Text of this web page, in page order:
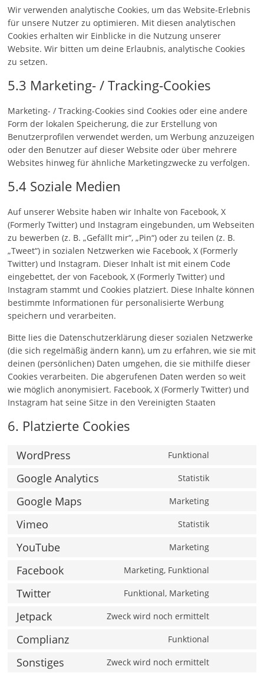
Wir verwenden analytische Cookies, um das Website-Erlebnis
für unsere Nutzer zu optimieren. Mit diesen analytischen
Cookies erhalten wir Einblicke in die Nutzung unserer
Website. Wir bitten um deine Erlaubnis, analytische Cookies
zu setzen.
5.3 Marketing- / Tracking-Cookies
Marketing- / Tracking-Cookies sind Cookies oder eine andere
Form der lokalen Speicherung, die zur Erstellung von
Benutzerprofilen verwendet werden, um Werbung anzuzeigen
oder den Benutzer auf dieser Website oder über mehrere
Websites hinweg für ähnliche Marketingzwecke zu verfolgen.
5.4 Soziale Medien
Auf unserer Website haben wir Inhalte von Facebook, X
(Formerly Twitter) und Instagram eingebunden, um Webseiten
zu bewerben (z. B. „Gefällt mir“, „Pin“) oder zu teilen (z. B.
„Tweet“) in sozialen Netzwerken wie Facebook, X (Formerly
Twitter) und Instagram. Dieser Inhalt ist mit einem Code
eingebettet, der von Facebook, X (Formerly Twitter) und
Instagram stammt und Cookies platziert. Diese Inhalte können
bestimmte Informationen für personalisierte Werbung
speichern und verarbeiten.
Bitte lies die Datenschutzerklärung dieser sozialen Netzwerke
(die sich regelmäßig ändern kann), um zu erfahren, wie sie mit
deinen (persönlichen) Daten umgehen, die sie mithilfe dieser
Cookies verarbeiten. Die abgerufenen Daten werden so weit
wie möglich anonymisiert. Facebook, X (Formerly Twitter) und
Instagram hat seine Sitze in den Vereinigten Staaten
6. Platzierte Cookies
WordPress Funktional
Google Analytics Statistik
Google Maps Marketing
Vimeo Statistik
YouTube Marketing
Facebook Marketing, Funktional
Twitter Funktional, Marketing
Jetpack Zweck wird noch ermittelt
Complianz Funktional
Sonstiges Zweck wird noch ermittelt